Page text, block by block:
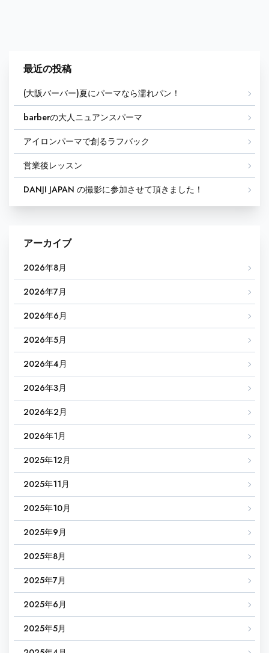
最近の投稿
(大阪バーバー)夏にパーマなら濡れパン！
barberの大人ニュアンスパーマ
アイロンパーマで創るラフバック
営業後レッスン
DANJI JAPAN の撮影に参加させて頂きました！
アーカイブ
2026年8月
2026年7月
2026年6月
2026年5月
2026年4月
2026年3月
2026年2月
2026年1月
2025年12月
2025年11月
2025年10月
2025年9月
2025年8月
2025年7月
2025年6月
2025年5月